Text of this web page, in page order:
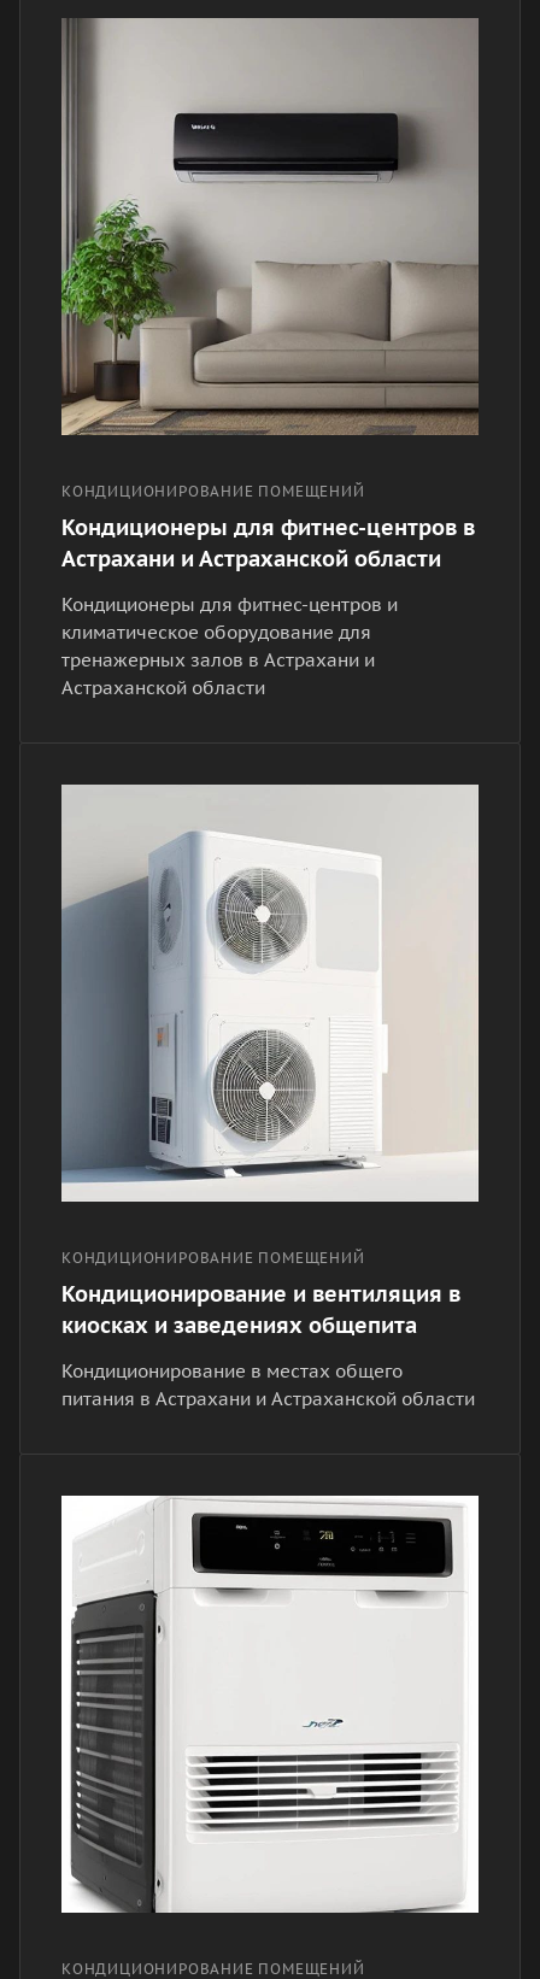
КОНДИЦИОНИРОВАНИЕ ПОМЕЩЕНИЙ
Кондиционеры для фитнес-центров в
Астрахани и Астраханской области
Кондиционеры для фитнес-центров и
климатическое оборудование для
тренажерных залов в Астрахани и
Астраханской области
КОНДИЦИОНИРОВАНИЕ ПОМЕЩЕНИЙ
Кондиционирование и вентиляция в
киосках и заведениях общепита
Кондиционирование в местах общего
питания в Астрахани и Астраханской области
КОНДИЦИОНИРОВАНИЕ ПОМЕЩЕНИЙ